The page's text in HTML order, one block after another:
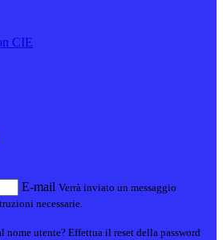
CIE
E-mail Verrà inviato un messaggio
necessarie.
nome utente? Effettua il reset della password